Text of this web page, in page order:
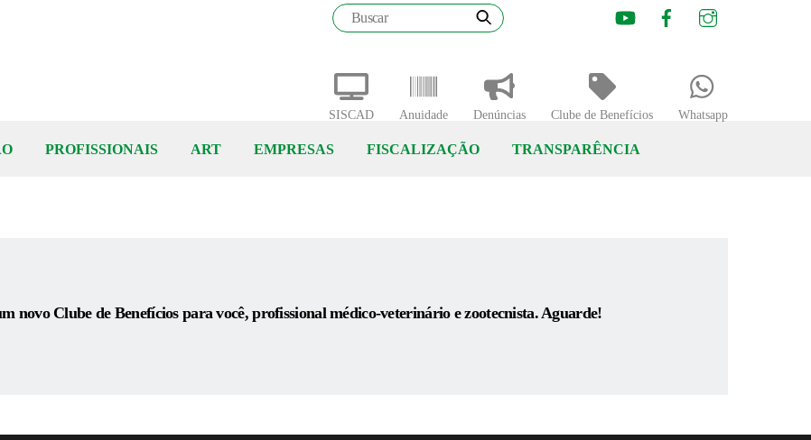
PROFISSIONAIS ART EMPRESAS FISCALIZAÇÃO TRANSPARÊNCIA
SISCAD Anuidade Denúncias Clube de Benefícios Whatsapp
Youtube Facebook
novo Clube de Benefícios para você, profissional médico-veterinário e zootecnista. Aguarde!